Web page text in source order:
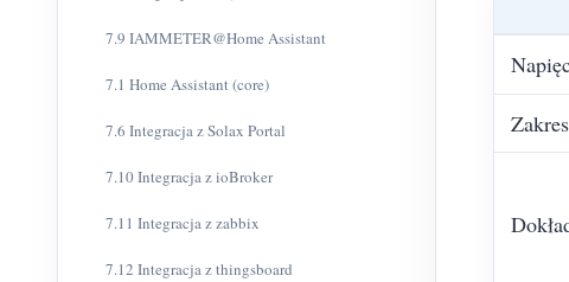
7.9 IAMMETER@Home Assistant
7.1 Home Assistant (core)
7.6 Integracja z Solax Portal
7.10 Integracja z ioBroker
7.11 Integracja z zabbix
7.12 Integracja z thingsboard